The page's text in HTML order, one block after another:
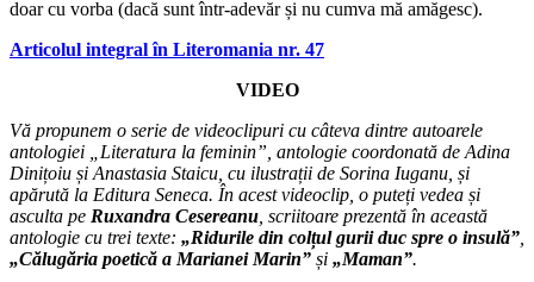
doar cu vorba (dacă sunt într-adevăr și nu cumva mă amăgesc).
Articolul integral în Literomania nr. 47
VIDEO
Vă propunem o serie de videoclipuri cu câteva dintre autoarele
antologiei „Literatura la feminin”, antologie coordonată de Adina
Dinițoiu și Anastasia Staicu, cu ilustrații de Sorina Iuganu, și
apărută la Editura Seneca. În acest videoclip, o puteți vedea și
asculta pe Ruxandra Cesereanu , scriitoare prezentă în această
antologie cu trei texte: „Ridurile din colțul gurii duc spre o insulă”
„Călugăria poetică a Marianei Marin” și „Maman”.